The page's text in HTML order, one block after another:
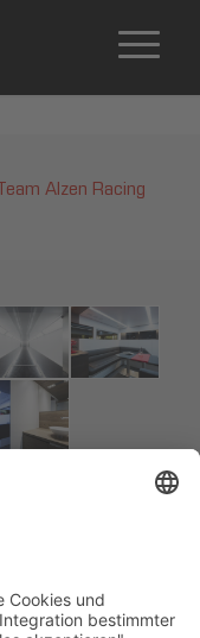
Team Alzen Racing